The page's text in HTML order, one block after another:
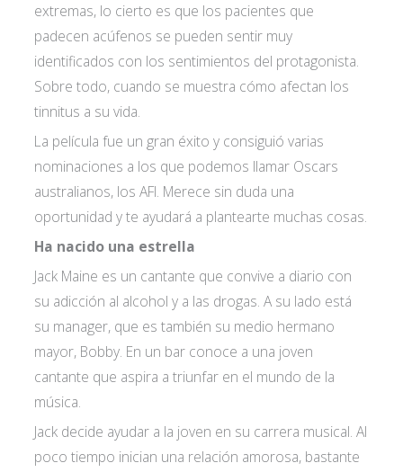
Acepto lascondiciones de política de
privacidad*
extremas, lo cierto es que los pacientes que
padecen acúfenos se pueden sentir muy
identificados con los sentimientos del protagonista.
Sobre todo, cuando se muestra cómo afectan los
tinnitus a su vida.
La película fue un gran éxito y consiguió varias
nominaciones a los que podemos llamar Oscars
australianos, los AFI. Merece sin duda una
oportunidad y te ayudará a plantearte muchas cosas.
Ha nacido una estrella
Jack Maine es un cantante que convive a diario con
su adicción al alcohol y a las drogas. A su lado está
su manager, que es también su medio hermano
mayor, Bobby. En un bar conoce a una joven
cantante que aspira a triunfar en el mundo de la
música.
Jack decide ayudar a la joven en su carrera musical. Al
poco tiempo inician una relación amorosa, bastante